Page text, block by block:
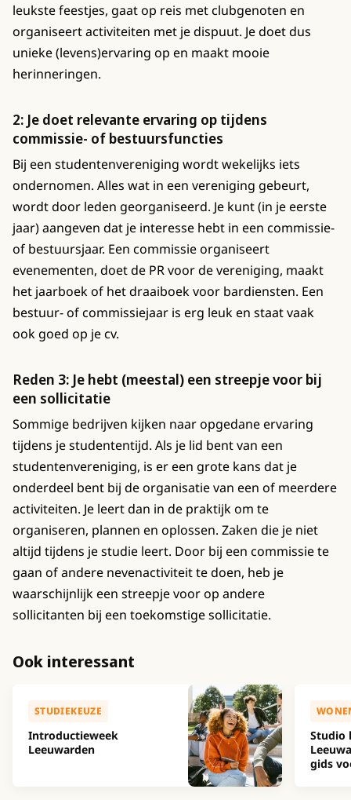
leukste feestjes, gaat op reis met clubgenoten en
organiseert activiteiten met je dispuut. Je doet dus
unieke (levens)ervaring op en maakt mooie
herinneringen.
2: Je doet relevante ervaring op tijdens
commissie- of bestuursfuncties
Bij een studentenvereniging wordt wekelijks iets
ondernomen. Alles wat in een vereniging gebeurt,
wordt door leden georganiseerd. Je kunt (in je eerste
jaar) aangeven dat je interesse hebt in een commissie-
of bestuursjaar. Een commissie organiseert
evenementen, doet de PR voor de vereniging, maakt
het jaarboek of het draaiboek voor bardiensten. Een
bestuur- of commissiejaar is erg leuk en staat vaak
ook goed op je cv.
Reden 3: Je hebt (meestal) een streepje voor bij
een sollicitatie
Sommige bedrijven kijken naar opgedane ervaring
tijdens je studententijd. Als je lid bent van een
studentenvereniging, is er een grote kans dat je
onderdeel bent bij de organisatie van een of meerdere
activiteiten. Je leert dan in de praktijk om te
organiseren, plannen en oplossen. Zaken die je niet
altijd tijdens je studie leert. Door bij een commissie te
gaan of andere nevenactiviteit te doen, heb je
waarschijnlijk een streepje voor op andere
sollicitanten bij een toekomstige sollicitatie.
Ook interessant
STUDIEKEUZE
Introductieweek
Leeuwarden
Studio
gids